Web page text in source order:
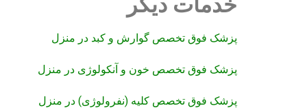
پزشک فوق تخصص گوارش و کبد در منزل
پزشک فوق تخصص خون و آنکولوژی در منزل
پزشک فوق تخصص کلیه (نفرولوژی) در منزل